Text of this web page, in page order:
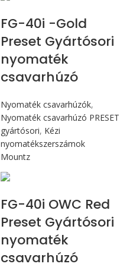
FG-40i -Gold
Preset Gyártósori
nyomaték
csavarhúzó
Nyomaték csavarhúzók,
Nyomaték csavarhúzó PRESET
gyártósori, Kézi
nyomatékszerszámok
Mountz
FG-40i OWC Red
Preset Gyártósori
nyomaték
csavarhúzó